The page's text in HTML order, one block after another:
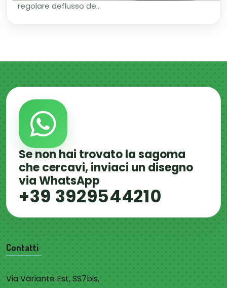
regolare deflusso de...
Se non hai trovato la sagoma
che cercavi, inviaci un disegno
via WhatsApp
+39 3929544210
Contatti
Via Variante Est, SS7bis,